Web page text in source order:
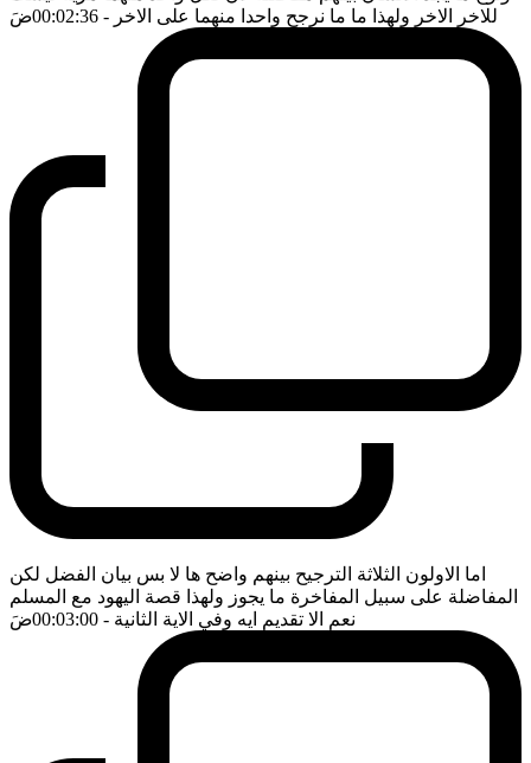
للاخر الاخر ولهذا ما ما نرجح واحدا منهما على الاخر - 00:02:36 ضَ
اما الاولون الثلاثة الترجيح بينهم واضح ها لا بس بيان الفضل لكن
المفاضلة على سبيل المفاخرة ما يجوز ولهذا قصة اليهود مع المسلم
نعم الا تقديم ايه وفي الاية الثانية - 00:03:00 ضَ